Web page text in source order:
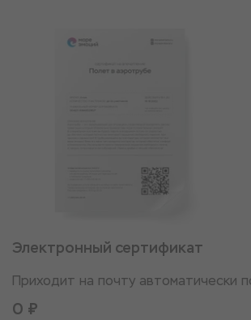
Электронный сертификат
Приходит на почту автоматически
0 ₽